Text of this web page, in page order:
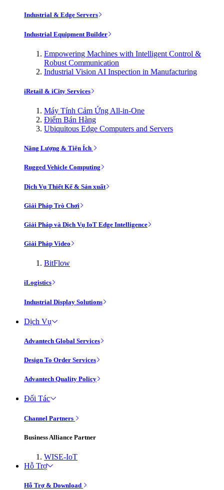
Industrial & Edge Servers
Industrial Equipment Builder
Empowering Machines with Intelligent Control &
Robust Communication
Industrial Vision AI Inspection in Manufacturing
iRetail & iCity Services
Máy Tính Cảm Ứng All-in-One
Điểm Bán Hàng
Ubiquitous Edge Computers and Servers
Năng Lượng & Tiện Ích
Rugged Vehicle Computing
Dịch Vụ Thiết Kế & Sản xuất
Giải Pháp Trò Chơi
Giải Pháp và Dịch Vụ IoT Edge Intelligence
Giải Pháp Video
BitFlow
iLogistics
Industrial Display Solutions
Dịch Vụ
Advantech Global Services
Design To Order Services
Advantech Quality Policy
Đối Tác
Channel Partners
Business Alliance Partner
WISE-IoT
Hỗ Trợ
Hỗ Trợ & Download